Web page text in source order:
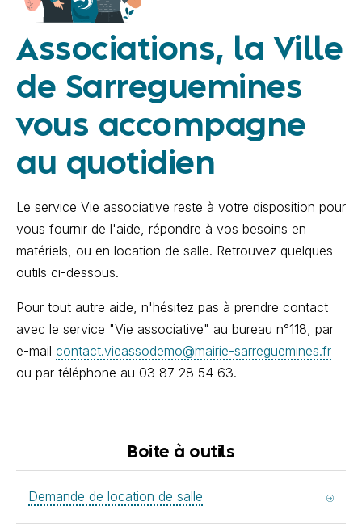
Associations, la Ville
de Sarreguemines
vous accompagne
au quotidien
Le service Vie associative reste à votre disposition pour
vous fournir de l'aide, répondre à vos besoins en
matériels, ou en location de salle. Retrouvez quelques
outils ci-dessous.
Pour tout autre aide, n'hésitez pas à prendre contact
avec le service "Vie associative" au bureau n°118, par
e-mail contact.vieassodemo@mairie-sarreguemines.fr
ou par téléphone au 03 87 28 54 63.
Boite à outils
Demande de location de salle